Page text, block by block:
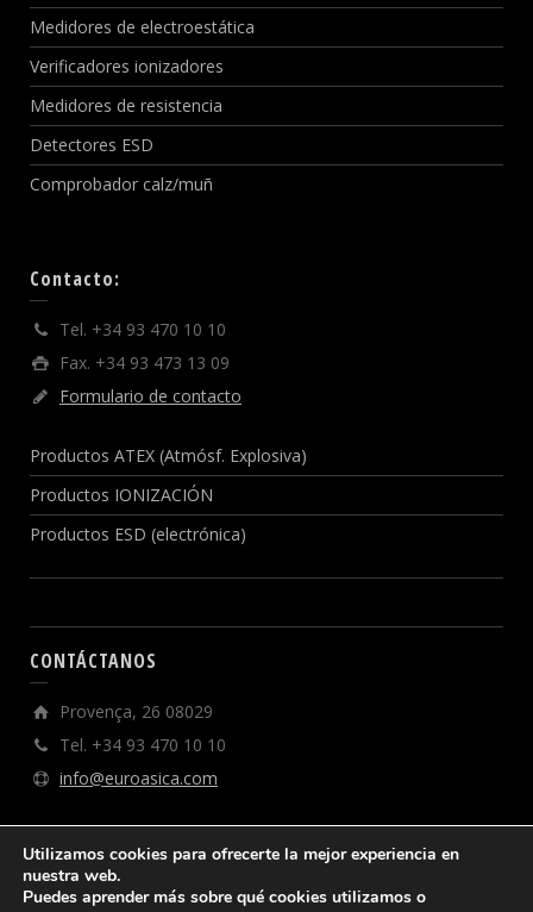
Medidores de electroestática
Verificadores ionizadores
Medidores de resistencia
Detectores ESD
Comprobador calz/muñ
Contacto:
Tel. +34 93 470 10 10
Fax. +34 93 473 13 09
Formulario de contacto
Productos ATEX (Atmósf. Explosiva)
Productos IONIZACIÓN
Productos ESD (electrónica)
CONTÁCTANOS
Provença, 26 08029
Tel. +34 93 470 10 10
info@euroasica.com
Utilizamos cookies para ofrecerte la mejor experiencia en
nuestra web.
Puedes aprender más sobre qué cookies utilizamos o